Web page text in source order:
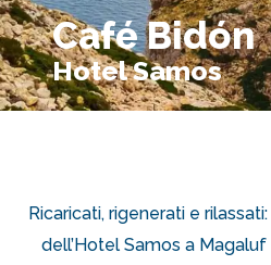
Café Bidón
Hotel Samos
Ricaricati, rigenerati e
dell’Hotel Samos a